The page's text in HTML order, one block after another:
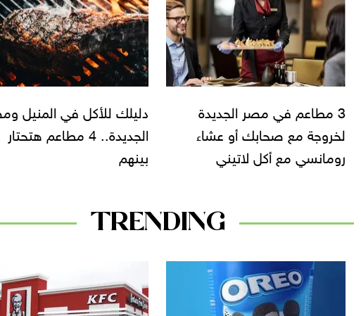
3 مطاعم في مصر الجديدة
لخروجة مع صحابك أو عشاء
رومانسي مع أكل لاتيني
دليلك للأكل في المنيل
الجديدة.. 4 مطاعم هتحتار
بينهم
TRENDING